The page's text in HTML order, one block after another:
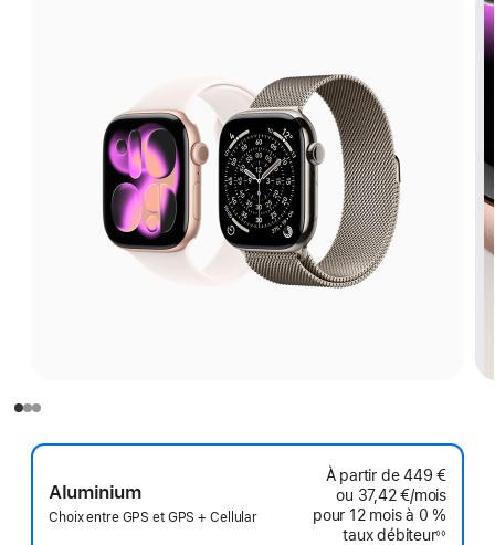
Aluminium
Choix entre GPS et GPS + Cellular
À partir de449 €
ou 37,42 €/mois
pour 12 mois à 0 %
taux débiteur◊◊